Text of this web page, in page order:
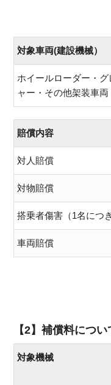
対象車両(建設機械）
ホイールローダー・
ャー・その他架装車両
賠償内容
対人賠償
対物賠償
搭乗者傷害（1名につき
車両賠償
【2】補償料につい
対象機械